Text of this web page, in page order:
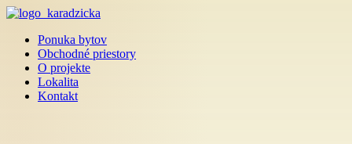
Preskočiť
obsah
Ponuka bytov
Obchodné priestory
O projekte
Lokalita
Kontakt